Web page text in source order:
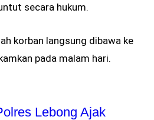
secara hukum.
korban langsung dibawa ke
pada malam hari.
Lebong Ajak